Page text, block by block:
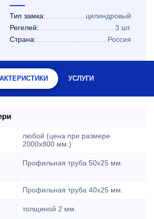
Тип замка:
цилиндровый
Регелей:
3 шт.
Страна:
Россия
УСЛУГИ
любой (цена при размере
2000x800 мм.)
Профильная труба 50х25 мм.
Профильная труба 40х25 мм.
толщиной 2 мм.